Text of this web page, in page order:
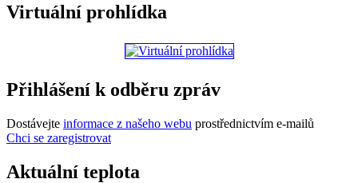
Virtuální prohlídka
Přihlášení k odběru zpráv
Dostávejte informace z našeho webu prostřednictvím e-mailů
Chci se zaregistrovat
Aktuální teplota